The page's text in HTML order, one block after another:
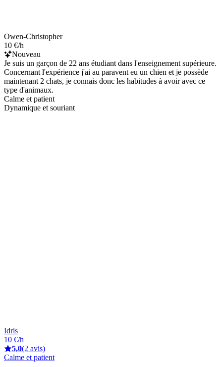
Owen-Christopher
10 €/h
Nouveau
Je suis un garçon de 22 ans étudiant dans l'enseignement supérieure.
Concernant l'expérience j'ai au paravent eu un chien et je possède
maintenant 2 chats, je connais donc les habitudes à avoir avec ce
type d'animaux.
Calme et patient
Dynamique et souriant
Idris
10 €/h
5,0(2 avis)
Calme et patient